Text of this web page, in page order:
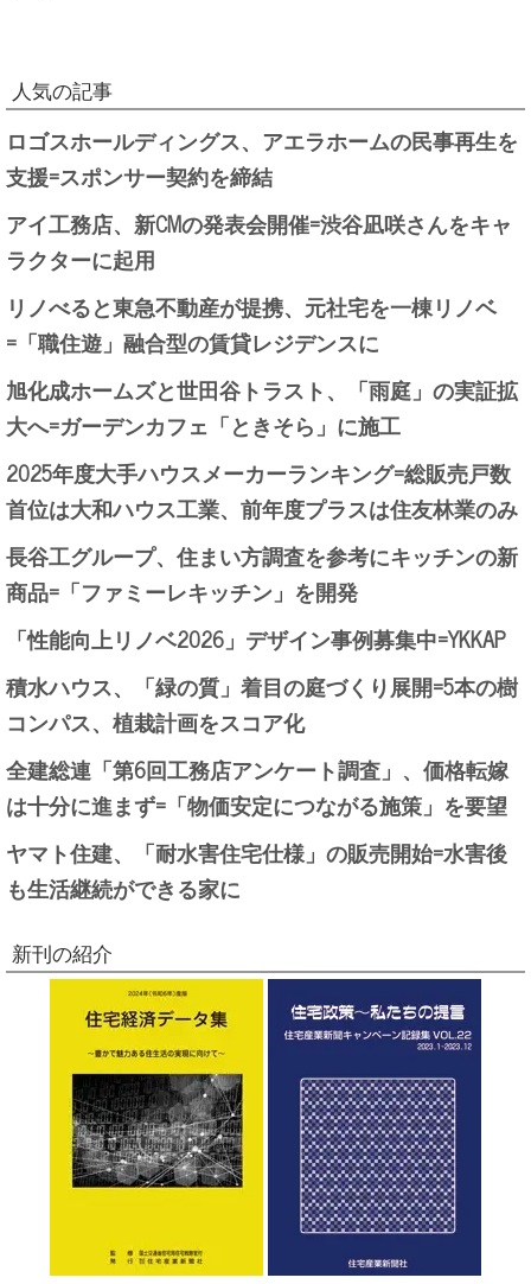
人気の記事
ロゴスホールディングス、アエラホームの民事再生を
支援=スポンサー契約を締結
アイ工務店、新CMの発表会開催=渋谷凪咲さんをキャ
ラクターに起用
リノべると東急不動産が提携、元社宅を一棟リノベ
=「職住遊」融合型の賃貸レジデンスに
旭化成ホームズと世田谷トラスト、「雨庭」の実証拡
大へ=ガーデンカフェ「ときそら」に施工
2025年度大手ハウスメーカーランキング=総販売戸数
首位は大和ハウス工業、前年度プラスは住友林業のみ
長谷工グループ、住まい方調査を参考にキッチンの新
商品=「ファミーレキッチン」を開発
「性能向上リノベ2026」デザイン事例募集中=YKKAP
積水ハウス、「緑の質」着目の庭づくり展開=5本の樹
コンパス、植栽計画をスコア化
全建総連「第6回工務店アンケート調査」、価格転嫁
は十分に進まず=「物価安定につながる施策」を要望
ヤマト住建、「耐水害住宅仕様」の販売開始=水害後
も生活継続ができる家に
新刊の紹介